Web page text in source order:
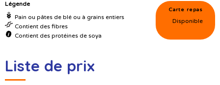
Légende
Pain ou pâtes de blé ou à grains entiers
Contient des fibres
Contient des protéines de soya
Carte repas
Disponible
Liste de prix